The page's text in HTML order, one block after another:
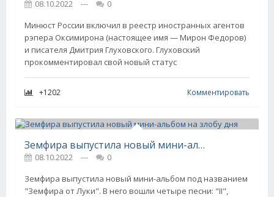
08.10.2022 ---
0
Минюст России включил в реестр иностранных агентов
рэпера Оксимирона (настоящее имя — Мирон Федоров)
и писателя Дмитрия Глуховского. Глуховский
прокомментировал свой новый статус
+1202 Комментировать
Земфира выпустила новый мини-альбом на злобу дня
08.10.2022 ---
0
Земфира выпустила новый мини-альбом под названием
"Земфира от Луки". В него вошли четыре песни: "II",